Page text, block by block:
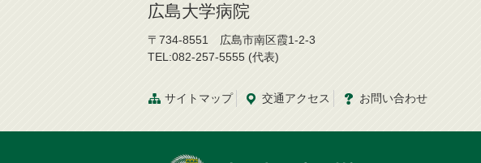
広島大学病院
〒734-8551 広島市南区霞1-2-3
TEL:082-257-5555 (代表)
サイトマップ 交通アクセス お問い合わせ